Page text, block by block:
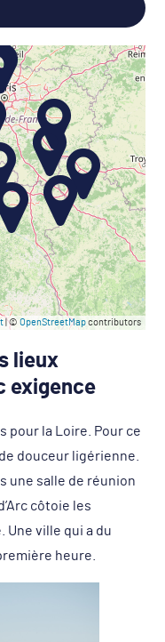
| © OpenStreetMapcontributors
lieux
exigence
pour la Loire. Pour ce
douceur ligérienne.
une salle de réunion
côtoie les
Une ville qui a du
heure.